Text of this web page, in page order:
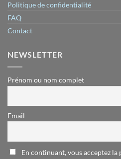
Politique de confidentialité
FAQ
Contact
NEWSLETTER
Prénom ou nom complet
Email
En continuant, vous acceptez